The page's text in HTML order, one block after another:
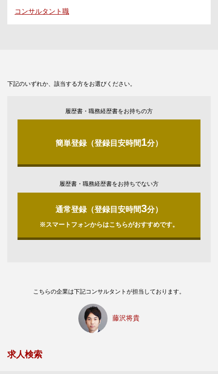
コンサルタント職
下記のいずれか、該当する方をお選びください。
履歴書・職務経歴書をお持ちの方
簡単登録（登録目安時間1分）
履歴書・職務経歴書をお持ちでない方
通常登録（登録目安時間3分）
※スマートフォンからはこちらがおすすめです。
こちらの企業は下記コンサルタントが担当しております。
藤沢将貴
求人検索